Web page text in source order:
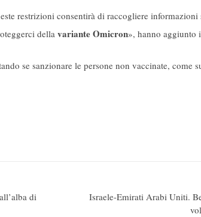
restrizioni consentirà di raccogliere informazioni
della variante Omicron», hanno aggiunto
se sanzionare le persone non vaccinate, come
di
Israele-Emirati Arabi Uniti.